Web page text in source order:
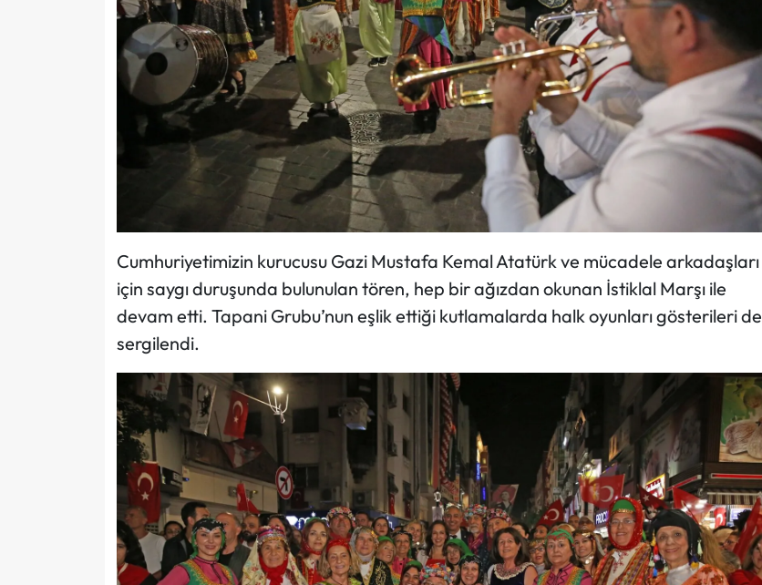
Cumhuriyetimizin kurucusu Gazi Mustafa Kemal Atatürk ve mücadele arkadaşları
için saygı duruşunda bulunulan tören, hep bir ağızdan okunan İstiklal Marşı ile
devam etti. Tapani Grubu’nun eşlik ettiği kutlamalarda halk oyunları gösterileri de
sergilendi.